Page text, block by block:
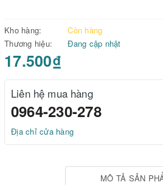
Kho hàng:
Còn hàng
Thương hiệu:
Đang cập nhật
17.500₫
Liên hệ mua hàng
0964-230-278
Địa chỉ cửa hàng
MÔ TẢ SẢN